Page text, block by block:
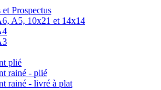
Prospectus
A5, 10x21 et 14x14
plié
rainé - plié
rainé - livré à plat